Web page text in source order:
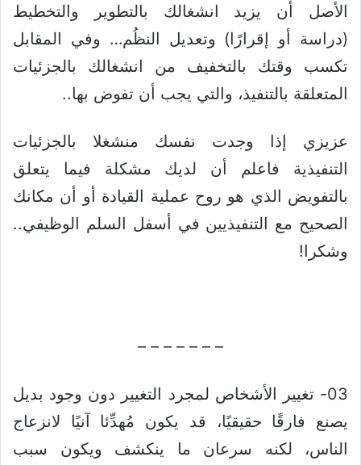
الأصل أن يزيد انشغالك بالتطوير والتخطيط
(دراسة أو إقرارًا) وتعديل النظُم… وفي المقابل
تكسب وقتك بالتخفيف من انشغالك بالجزئيات
المتعلقة بالتنفيذ، والتي يجب أن تفوض بها..
عزيزي إذا وجدت نفسك منشغلا بالجزئيات
التنفيذية فاعلم أن لديك مشكلة فيما يتعلق
بالتفويض الذي هو روح عملية القيادة أو أن مكانك
الصحيح مع التنفيذيين في أسفل السلم الوظيفي..
وشكرا!
– – – – – – –
03- تغيير الأشخاص لمجرد التغيير دون وجود بديل
يصنع فارقًا حقيقيًا، قد يكون مُهدِّئا آنيًا لانزعاج
الناس، لكنه سرعان ما ينكشف ويكون سبب